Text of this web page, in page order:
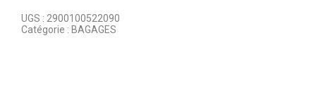
UGS : 2900100522090
Catégorie : BAGAGES